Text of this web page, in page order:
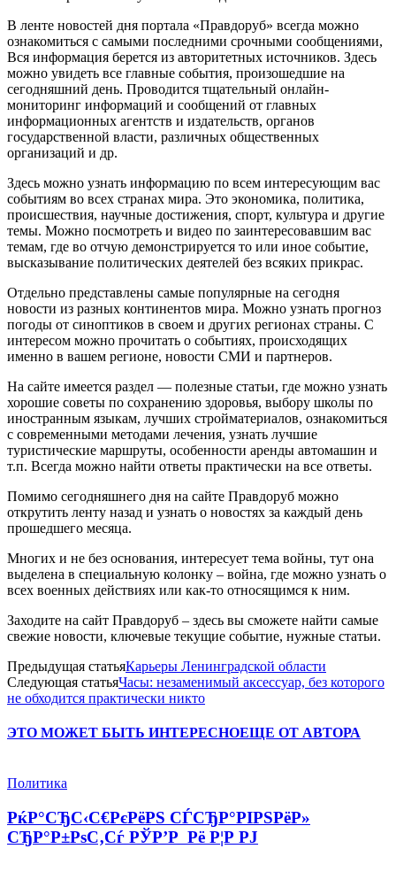
В ленте новостей дня портала «Правдоруб» всегда можно
ознакомиться с самыми последними срочными сообщениями,
Вся информация берется из авторитетных источников. Здесь
можно увидеть все главные события, произошедшие на
сегодняшний день. Проводится тщательный онлайн-
мониторинг информаций и сообщений от главных
информационных агентств и издательств, органов
государственной власти, различных общественных
организаций и др.
Здесь можно узнать информацию по всем интересующим вас
событиям во всех странах мира. Это экономика, политика,
происшествия, научные достижения, спорт, культура и другие
темы. Можно посмотреть и видео по заинтересовавшим вас
темам, где во отчую демонстрируется то или иное событие,
высказывание политических деятелей без всяких прикрас.
Отдельно представлены самые популярные на сегодня
новости из разных континентов мира. Можно узнать прогноз
погоды от синоптиков в своем и других регионах страны. С
интересом можно прочитать о событиях, происходящих
именно в вашем регионе, новости СМИ и партнеров.
На сайте имеется раздел — полезные статьи, где можно узнать
хорошие советы по сохранению здоровья, выбору школы по
иностранным языкам, лучших стройматериалов, ознакомиться
с современными методами лечения, узнать лучшие
туристические маршруты, особенности аренды автомашин и
т.п. Всегда можно найти ответы практически на все ответы.
Помимо сегодняшнего дня на сайте Правдоруб можно
открутить ленту назад и узнать о новостях за каждый день
прошедшего месяца.
Многих и не без основания, интересует тема войны, тут она
выделена в специальную колонку – война, где можно узнать о
всех военных действиях или как-то относящимся к ним.
Заходите на сайт Правдоруб – здесь вы сможете найти самые
свежие новости, ключевые текущие событие, нужные статьи.
Предыдущая статьяКарьеры Ленинградской области
Следующая статьяЧасы: незаменимый аксессуар, без которого
не обходится практически никто
ЭТО МОЖЕТ БЫТЬ ИНТЕРЕСНОЕЩЕ ОТ АВТОРА
Политика
РќР°СЂС‹С€РєРёРЅ СЃСЂР°РІРЅРёР»
СЂР°Р±РѕС‚Сѓ РЎР’Р Рё Р¦Р РЈ